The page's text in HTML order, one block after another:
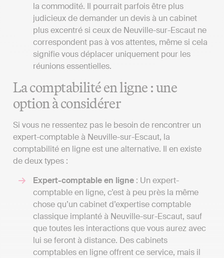
la commodité. Il pourrait parfois être plus
judicieux de demander un devis à un cabinet
plus excentré si ceux de Neuville-sur-Escaut ne
correspondent pas à vos attentes, même si cela
signifie vous déplacer uniquement pour les
réunions essentielles.
La comptabilité en ligne : une
option à considérer
Si vous ne ressentez pas le besoin de rencontrer un
expert-comptable à Neuville-sur-Escaut, la
comptabilité en ligne est une alternative. Il en existe
de deux types :
Expert-comptable en ligne : Un expert-
comptable en ligne, c’est à peu près la même
chose qu’un cabinet d’expertise comptable
classique implanté à Neuville-sur-Escaut, sauf
que toutes les interactions que vous aurez avec
lui se feront à distance. Des cabinets
comptables en ligne offrent ce service, mais il